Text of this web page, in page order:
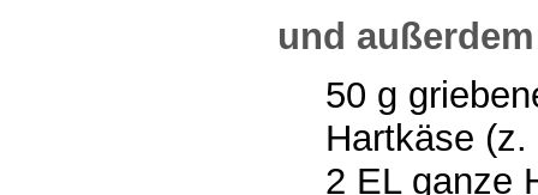
und
50 g
Hartkäse
2 EL ganze